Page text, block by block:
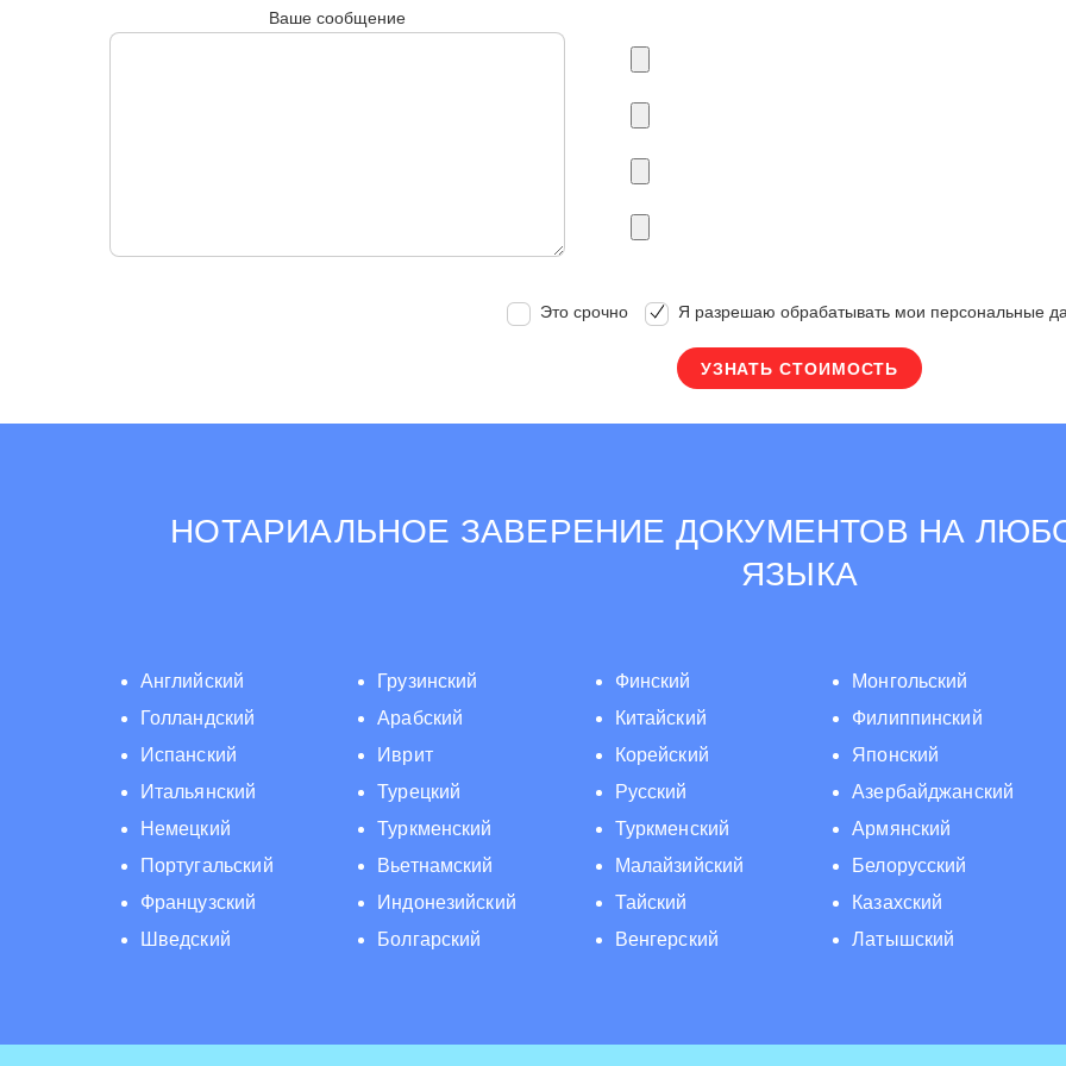
Ваше сообщение
Это срочно Я разрешаю обрабатывать мои персональные
НОТАРИАЛЬНОЕ ЗАВЕРЕНИЕ ДОКУМЕНТОВ НА
ЯЗЫКА
Английский
Голландский
Испанский
Итальянский
Немецкий
Португальский
Французский
Шведский
Грузинский
Арабский
Иврит
Турецкий
Туркменский
Вьетнамский
Индонезийский
Болгарский
Финский
Китайский
Корейский
Русский
Туркменский
Малайзийский
Тайский
Венгерский
Монгольский
Филиппинский
Японский
Азербайджанский
Армянский
Белорусский
Казахский
Латышский